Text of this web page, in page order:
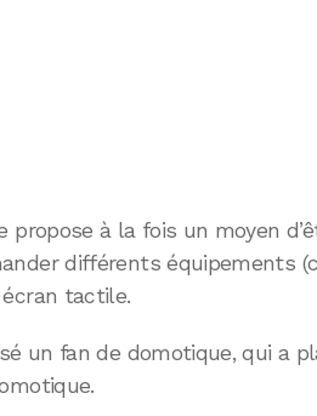
propose à la fois un moyen
différents équipements
tactile.
un fan de domotique, qui a